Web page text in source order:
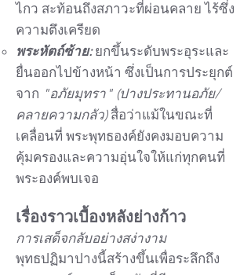
ไกว สะท้อนถึงสภาวะที่ผ่อนคลาย ไร้ซึ่ง
ความตึงเครียด
พระหัตถ์ซ้าย:ยกขึ้นระดับพระอุระและ
ยื่นออกไปข้างหน้า ซึ่งเป็นการประยุกต์
จาก "อภัยมุทรา" (ปางประทานอภัย/
คลายความกลัว)สื่อว่าแม้ในขณะที่
เคลื่อนที่ พระพุทธองค์ยังคงมอบความ
คุ้มครองและความอุ่นใจให้แก่ทุกคนที่
พระองค์พบเจอ
เรื่องราวเบื้องหลังย่างก้าว
การเสด็จกลับอย่างสง่างาม
พุทธปฏิมาปางนี้สร้างขึ้นเพื่อระลึกถึง